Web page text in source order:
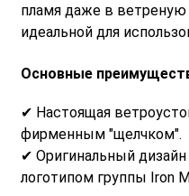
пламя даже в ветреную
идеальной для
Основные
✔ Настоящая
фирменным "щелчком".
✔ Оригинальный
логотипом группы Iron